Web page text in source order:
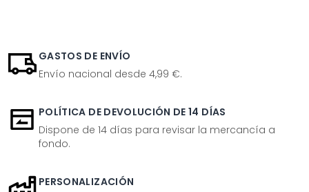
GASTOS DE ENVÍO
Envío nacional desde 4,99 €.
POLÍTICA DE DEVOLUCIÓN DE 14 DÍAS
Dispone de 14 días para revisar la mercancía a
fondo.
PERSONALIZACIÓN